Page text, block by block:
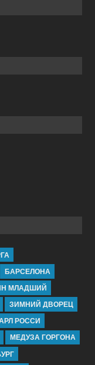
БАРСЕЛОНА
МЛАДШИЙ
ЗИМНИЙ ДВОРЕЦ
РОССИ
МЕДУЗА ГОРГОНА